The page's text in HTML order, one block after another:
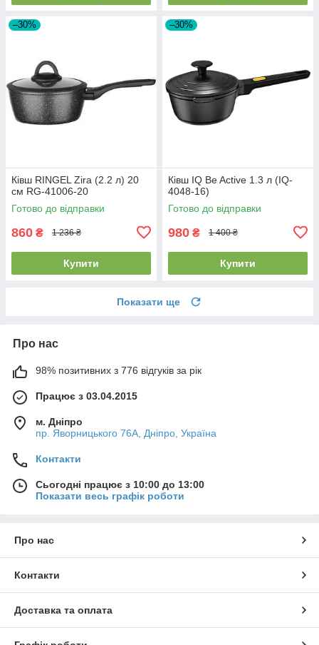
–30%
Ківш RINGEL Zira (2.2 л) 20
см RG-41006-20
Готово до відправки
860 ₴ 1 236 ₴
Купити
–30%
Ківш IQ Be Active 1.3 л (IQ-
4048-16)
Готово до відправки
980 ₴ 1 400 ₴
Купити
Показати ще
Про нас
98% позитивних з 776 відгуків за рік
Працює з 03.04.2015
м. Дніпро
пр. Яворницького 76А, Дніпро, Україна
Контакти
Сьогодні працює з 10:00 до 13:00
Показати весь графік роботи
Про нас
Контакти
Доставка та оплата